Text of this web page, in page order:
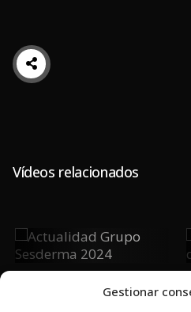
Gestionar
Vídeos relacionados
Actualidad
Grupo